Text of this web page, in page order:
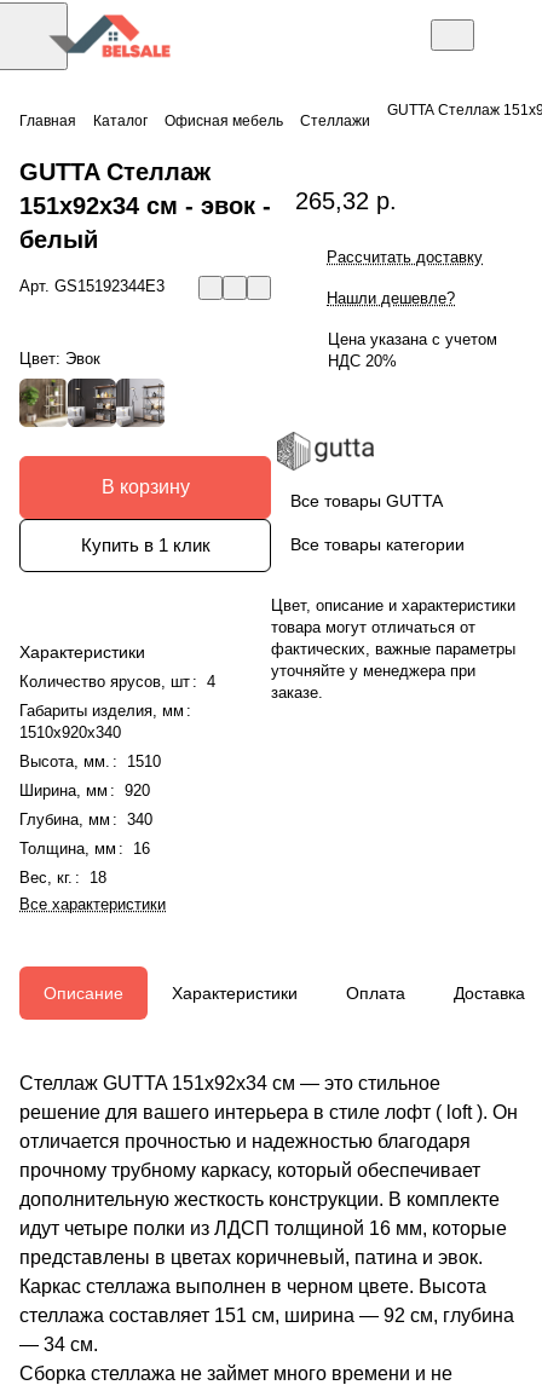
Главная Каталог Офисная мебель Стеллажи
GUTTA Стеллаж
GUTTA Стеллаж
151х92х34 см - эвок -
белый
Арт. GS15192344E3
Цвет: Эвок
В корзину
Купить в 1 клик
Характеристики
Количество ярусов, шт : 4
Габариты изделия, мм :
1510x920x340
Высота, мм. :
1510
Ширина, мм : 920
Глубина, мм : 340
Толщина, мм :
16
Вес, кг. :
18
Все характеристики
265,32 р.
Рассчитать доставку
Нашли дешевле?
Цена указана с учетом
НДС 20%
Все товары GUTTA
Все товары категории
Цвет, описание и характеристики
товара могут отличаться от
фактических, важные параметры
уточняйте у менеджера при
заказе.
Описание Характеристики Оплата Доставка
Стеллаж GUTTA 151х92х34 см — это стильное
решение для вашего интерьера в стиле лофт ( loft ). Он
отличается прочностью и надежностью благодаря
прочному трубному каркасу, который обеспечивает
дополнительную жесткость конструкции. В комплекте
идут четыре полки из ЛДСП толщиной 16 мм, которые
представлены в цветах коричневый, патина и эвок.
Каркас стеллажа выполнен в черном цвете. Высота
стеллажа составляет 151 см, ширина — 92 см, глубина
— 34 см.
Сборка стеллажа не займет много времени и не